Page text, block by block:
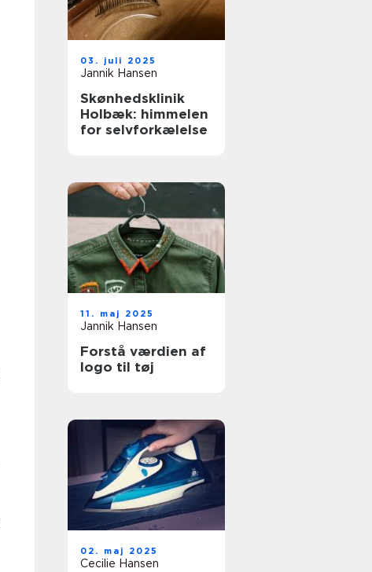
03. juli 2025
Jannik Hansen
Skønhedsklinik
Holbæk: himmelen
for selvforkælelse
11. maj 2025
Jannik Hansen
Forstå værdien af
logo til tøj
02. maj 2025
Cecilie Hansen